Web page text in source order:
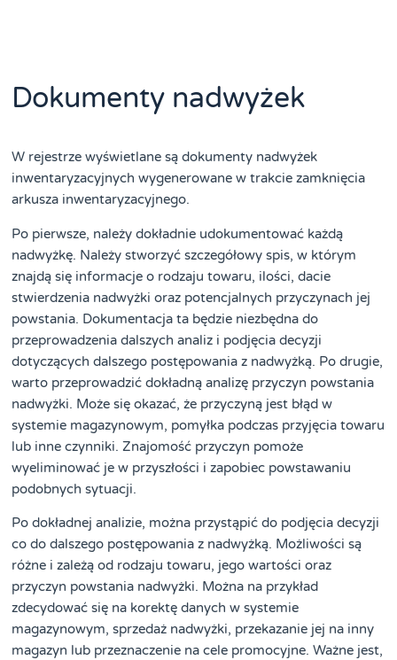
Dokumenty nadwyżek
W rejestrze wyświetlane są dokumenty nadwyżek
inwentaryzacyjnych wygenerowane w trakcie zamknięcia
arkusza inwentaryzacyjnego.
Po pierwsze, należy dokładnie udokumentować każdą
nadwyżkę. Należy stworzyć szczegółowy spis, w którym
znajdą się informacje o rodzaju towaru, ilości, dacie
stwierdzenia nadwyżki oraz potencjalnych przyczynach jej
powstania. Dokumentacja ta będzie niezbędna do
przeprowadzenia dalszych analiz i podjęcia decyzji
dotyczących dalszego postępowania z nadwyżką. Po drugie,
warto przeprowadzić dokładną analizę przyczyn powstania
nadwyżki. Może się okazać, że przyczyną jest błąd w
systemie magazynowym, pomyłka podczas przyjęcia towaru
lub inne czynniki. Znajomość przyczyn pomoże
wyeliminować je w przyszłości i zapobiec powstawaniu
podobnych sytuacji.
Po dokładnej analizie, można przystąpić do podjęcia decyzji
co do dalszego postępowania z nadwyżką. Możliwości są
różne i zależą od rodzaju towaru, jego wartości oraz
przyczyn powstania nadwyżki. Można na przykład
zdecydować się na korektę danych w systemie
magazynowym, sprzedaż nadwyżki, przekazanie jej na inny
magazyn lub przeznaczenie na cele promocyjne. Ważne jest,